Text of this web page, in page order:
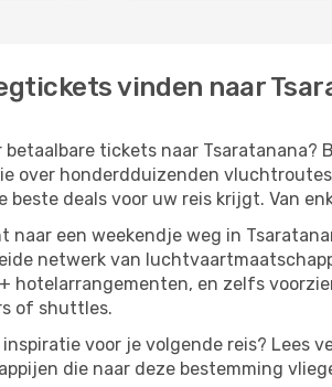
vinden naar
betaalbare tickets naar
over honderdduizenden
beste deals voor uw reis krijgt. Van
naar een weekendje weg in
netwerk van
hotelarrangementen, en zelfs
of shuttles.
inspiratie voor je volgende reis?
die naar deze bestemming